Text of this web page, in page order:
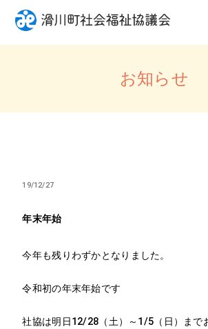
お知らせ
19/12/27
年末年始
今年も残りわずかとなりました。
令和初の年末年始です
社協は明日12/28（土）～1/5（日）まで